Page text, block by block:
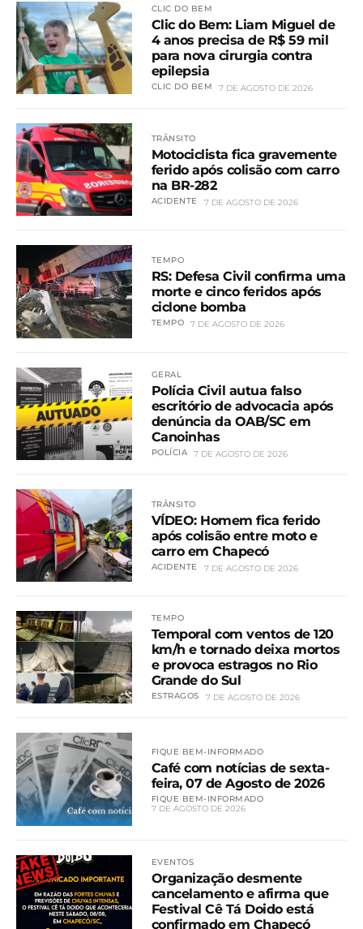
CLIC DO BEM
Clic do Bem: Liam Miguel de
4 anos precisa de R$ 59 mil
para nova cirurgia contra
epilepsia
CLIC DO BEM 7 DE AGOSTO DE 2026
TRÂNSITO
Motociclista fica gravemente
ferido após colisão com carro
na BR-282
ACIDENTE 7 DE AGOSTO DE 2026
TEMPO
RS: Defesa Civil confirma uma
morte e cinco feridos após
ciclone bomba
TEMPO 7 DE AGOSTO DE 2026
GERAL
Polícia Civil autua falso
escritório de advocacia após
denúncia da OAB/SC em
Canoinhas
POLÍCIA 7 DE AGOSTO DE 2026
TRÂNSITO
VÍDEO: Homem fica ferido
após colisão entre moto e
carro em Chapecó
ACIDENTE 7 DE AGOSTO DE 2026
TEMPO
Temporal com ventos de 120
km/h e tornado deixa mortos
e provoca estragos no Rio
Grande do Sul
ESTRAGOS 7 DE AGOSTO DE 2026
FIQUE BEM-INFORMADO
Café com notícias de sexta-
feira, 07 de Agosto de 2026
FIQUE BEM-INFORMADO
7 DE AGOSTO DE 2026
EVENTOS
Organização desmente
cancelamento e afirma que
Festival Cê Tá Doido está
confirmado em Chapecó